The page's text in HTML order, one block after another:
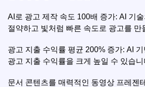
AI로 광고 제작 속도 100배 증가: AI 기
절약하고 빛처럼 빠른 속도로 광고를 만
광고 지출 수익률 평균 200% 증가: AI
광고 지출 수익률을 크게 높일 수 있습니
문서 콘텐츠를 매력적인 동영상 프레젠